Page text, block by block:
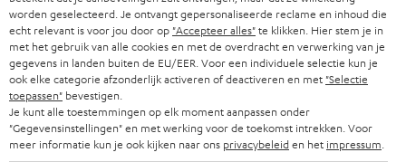
e
f
KOPTELEFOONS
BLUETOOTH KOPTELEFOONS
COMPLETE SETS
SPEAKERS
BLOG
NEWSLETTER
STORES
TEUFEL VOORDELEN
NEDERLAND
BELGIË
FRANKRIJK
worden geselecteerd. Je ontvangt gepersonaliseerde reclame en inhoud die
echt relevant is voor jou door op "Accepteer alles"te klikken. Hier stem je in
met het gebruik van alle cookies en met de overdracht en verwerking van je
gegevens in landen buiten de EU/EER. Voor een individuele selectie kun je
ook elke categorie afzonderlijk activeren of deactiveren en met "Selectie
toepassen" bevestigen.
Je kunt alle toestemmingen op elk moment aanpassen onder
"Gegevensinstellingen" en met werking voor de toekomst intrekken. Voor
meer informatie kun je ook kijken naar ons privacybeleiden het impressum